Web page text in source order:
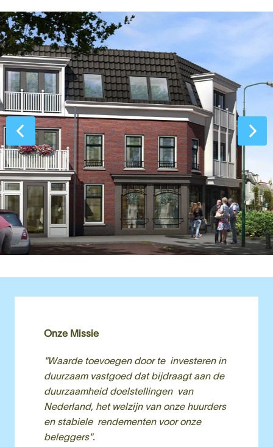
Onze Missie
"Waarde toevoegen door te  investeren in
duurzaam vastgoed dat bijdraagt aan de
duurzaamheid doelstellingen  van
Nederland, het welzijn van onze huurders
en stabiele  rendementen voor onze
beleggers".